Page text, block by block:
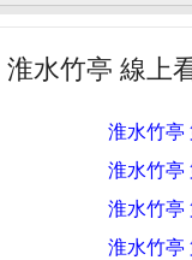
淮水竹亭 線上
淮水竹亭
淮水竹亭
淮水竹亭
淮水竹亭